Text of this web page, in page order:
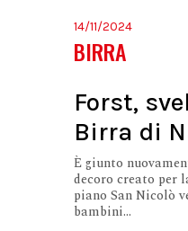
14/11/2024
BIRRA
Forst,
Birra di
È giunto
decoro creato per
piano San Nicolò
bambini...